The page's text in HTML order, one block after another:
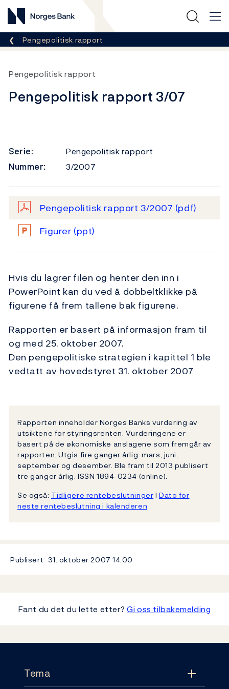
Norges Bank
Her er du nå:
Pengepolitisk rapport
Pengepolitisk rapport
Pengepolitisk rapport 3/07
Serie:
Pengepolitisk rapport
Nummer:
3/2007
Pengepolitisk rapport 3/2007 (pdf)
Figurer (ppt)
Hvis du lagrer filen og henter den inn i
PowerPoint kan du ved å dobbeltklikke på
figurene få frem tallene bak figurene.
Rapporten er basert på informasjon fram til
og med 25. oktober 2007.
Den pengepolitiske strategien i kapittel 1 ble
vedtatt av hovedstyret 31. oktober 2007
Rapporten inneholder Norges Banks vurdering av
utsiktene for styringsrenten. Vurderingene er
basert på de økonomiske anslagene som fremgår av
rapporten. Utgis fire ganger årlig: mars, juni,
september og desember. Ble fram til 2013 publisert
tre ganger årlig. ISSN 1894-0234 (online).
Se også: Tidligere rentebeslutningerl Dato for
neste rentebeslutning i kalenderen
Publisert 31. oktober 200714:00
Fant du det du lette etter?Gi oss tilbakemelding
Tema